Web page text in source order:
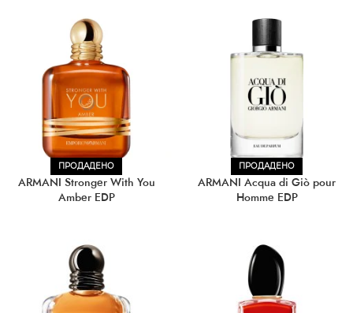
ПРОДАДЕНО
ARMANI Stronger With You
Amber EDP
ПРОДАДЕНО
ARMANI Acqua di Giò pour
Homme EDP